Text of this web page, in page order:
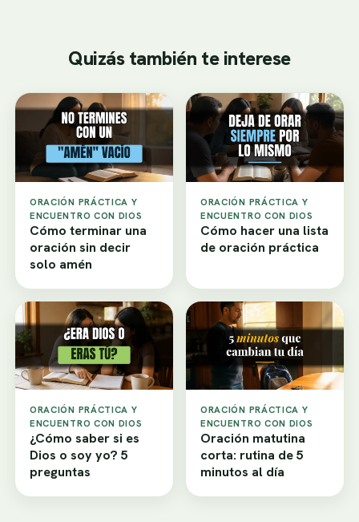
Quizás también te interese
ORACIÓN PRÁCTICA Y
ENCUENTRO CON DIOS
Cómo terminar una
oración sin decir
solo amén
ORACIÓN PRÁCTICA Y
ENCUENTRO CON DIOS
Cómo hacer una lista
de oración práctica
ORACIÓN PRÁCTICA Y
ENCUENTRO CON DIOS
¿Cómo saber si es
Dios o soy yo? 5
preguntas
ORACIÓN PRÁCTICA Y
ENCUENTRO CON DIOS
Oración matutina
corta: rutina de 5
minutos al día